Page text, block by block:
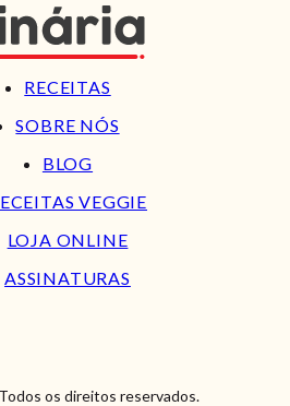
RECEITAS
SOBRE NÓS
BLOG
VEGGIE
LOJA ONLINE
ASSINATURAS
os direitos reservados.